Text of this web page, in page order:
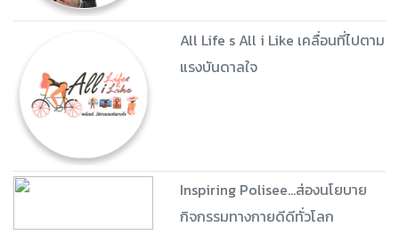
All Life s All i Like เคลื่อนที่ไปตาม
แรงบันดาลใจ
Inspiring Polisee...ส่องนโยบาย
กิจกรรมทางกายดีดีทั่วโลก